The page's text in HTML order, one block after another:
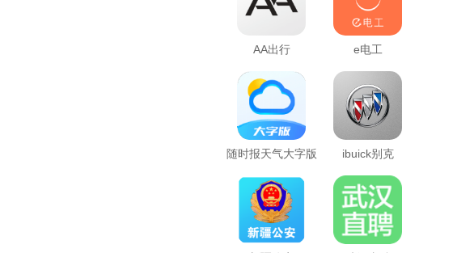
AA出行 e电工
随时报天气大字版 ibuick别克